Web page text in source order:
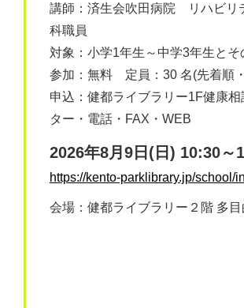
講師：済生会吹田病院 リハビリ
科職員
対象：小学1年生～中学3年生とそ
参加：無料 定員：30 名(先着順
申込：健都ライブラリー1F健康相
ター・電話・FAX・WEB
2026年8月9日(日) 10:30～
https://kento-parklibrary.jp/school/
会場：健都ライブラリー２階 多目